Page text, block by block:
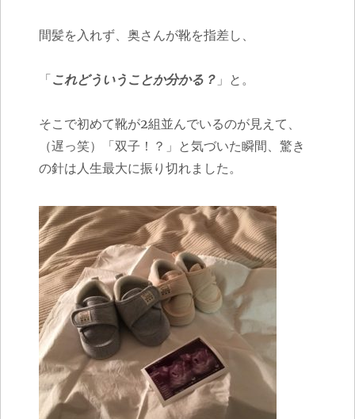
間髪を入れず、奥さんが靴を指差し、
「これどういうことか分かる？ 」と。
そこで初めて靴が2組並んでいるのが見えて、
（遅っ笑）「双子！？」と気づいた瞬間、驚き
の針は人生最大に振り切れました。